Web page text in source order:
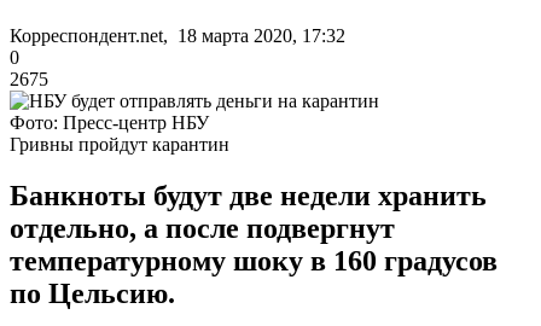
Корреспондент.net, 18 марта 2020, 17:32
0
2675
Фото: Пресс-центр НБУ
Гривны пройдут карантин
Банкноты будут две недели хранить
отдельно, а после подвергнут
температурному шоку в 160 градусов
по Цельсию.